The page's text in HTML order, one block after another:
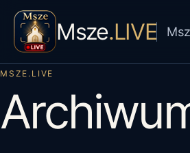
Msze.LIVE
MSZE.LIVE